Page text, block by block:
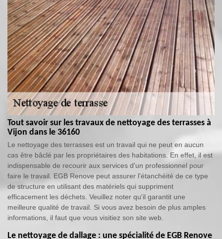
Tout savoir sur les travaux de nettoyage des terrasses à
Vijon dans le 36160
Le nettoyage des terrasses est un travail qui ne peut en aucun
cas être bâclé par les propriétaires des habitations. En effet, il est
indispensable de recourir aux services d'un professionnel pour
faire le travail. EGB Renove peut assurer l'étanchéité de ce type
de structure en utilisant des matériels qui suppriment
efficacement les déchets. Veuillez noter qu'il garantit une
meilleure qualité de travail. Si vous avez besoin de plus amples
informations, il faut que vous visitiez son site web.
Le nettoyage de dallage : une spécialité de EGB Renove